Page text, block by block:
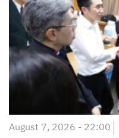
August 7, 2026 - 22:00